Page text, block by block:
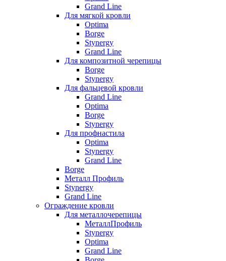
Grand Line
Для мягкой кровли
Optima
Borge
Stynergy
Grand Line
Для композитной черепицы
Borge
Stynergy
Для фальцевой кровли
Grand Line
Optima
Borge
Stynergy
Для профнастила
Optima
Stynergy
Grand Line
Borge
Металл Профиль
Stynergy
Grand Line
Ограждение кровли
Для металлочерепицы
МеталлПрофиль
Stynergy
Optima
Grand Line